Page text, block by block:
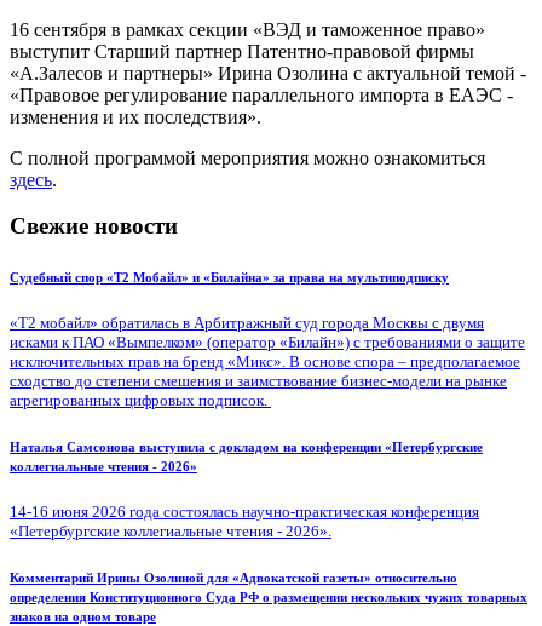
16 сентября в рамках секции «ВЭД и таможенное право»
выступит Старший партнер Патентно-правовой фирмы
«А.Залесов и партнеры» Ирина Озолина с актуальной темой -
«Правовое регулирование параллельного импорта в ЕАЭС -
изменения и их последствия».
С полной программой мероприятия можно ознакомиться
здесь.
Свежие новости
Судебный спор «Т2 Мобайл» и «Билайна» за права на мультиподписку
«Т2 мобайл» обратилась в Арбитражный суд города Москвы с двумя
исками к ПАО «Вымпелком» (оператор «Билайн») с требованиями о защите
исключительных прав на бренд «Микс». В основе спора – предполагаемое
сходство до степени смешения и заимствование бизнес-модели на рынке
агрегированных цифровых подписок.
Наталья Самсонова выступила с докладом на конференции «Петербургские
коллегиальные чтения - 2026»
14-16 июня 2026 года состоялась научно-практическая конференция
«Петербургские коллегиальные чтения - 2026».
Комментарий Ирины Озолиной для «Адвокатской газеты» относительно
определения Конституционного Суда РФ о размещении нескольких чужих товарных
знаков на одном товаре